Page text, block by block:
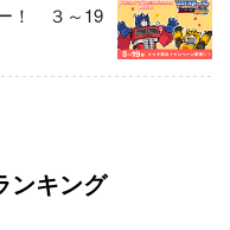
！ ３～19
ンキング